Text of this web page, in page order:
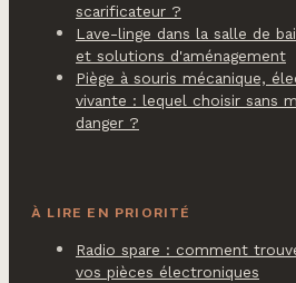
scarificateur ?
Lave-linge dans la salle de
et solutions d'aménagement
Piège à souris mécanique,
vivante : lequel choisir sans
danger ?
À LIRE EN PRIORITÉ
Radio spare : comment
vos pièces électroniques